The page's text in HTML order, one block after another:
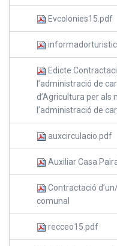
Evcolonies15.pdf
Edicte
l’administració de
d’Agricultura per als
l’administració de
auxcirculacio.pdf
Auxiliar Casa
Contractació
comunal
recceo15.pdf